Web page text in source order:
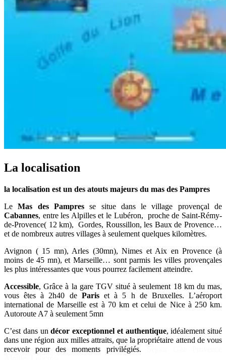
La localisation
la localisation est un des atouts majeurs du mas des Pampres
LeMas des Pampresse situe dans le village provençal de
Cabannes, entre les Alpilles et le Lubéron, proche de Saint-Rémy-
de-Provence( 12 km), Gordes, Roussillon, les Baux de Provence…
et de nombreux autres villages à seulement quelques kilomètres.
Avignon ( 15 mn), Arles (30mn), Nimes et Aix en Provence (à
moins de 45 mn), et Marseille… sont parmis les villes provençales
les plus intéressantes que vous pourrez facilement atteindre.
Accessible, Grâce à la gare TGV situé à seulement 18 km du mas,
vous êtes à 2h40 de Pariset à 5 h de Bruxelles. L’aéroport
international de Marseille est à 70 km et celui de Nice à 250 km.
Autoroute A7 à seulement 5mn
C’est dans undécor exceptionnel et authentique, idéalement situé
dans une région aux milles attraits, que la propriétaire attend de vous
recevoir pour des moments privilégiés.